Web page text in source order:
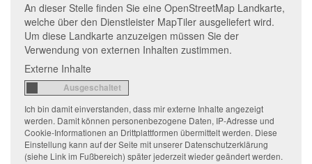
An dieser Stelle finden Sie eine OpenStreetMap Landkarte,
welche über den Dienstleister MapTiler ausgeliefert wird.
Um diese Landkarte anzuzeigen müssen Sie der
Verwendung von externen Inhalten zustimmen.
Externe Inhalte
Ich bin damit einverstanden, dass mir externe Inhalte angezeigt
werden. Damit können personenbezogene Daten, IP-Adresse und
Cookie-Informationen an Drittplattformen übermittelt werden. Diese
Einstellung kann auf der Seite mit unserer Datenschutzerklärung
(siehe Link im Fußbereich) später jederzeit wieder geändert werden.